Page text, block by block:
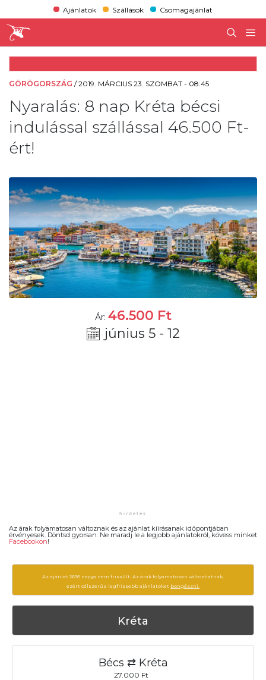
Ajánlatok Szállások Csomagajánlat
GÖRÖGORSZÁG /2019. MÁRCIUS 23. SZOMBAT - 08:45
Nyaralás: 8 nap Kréta bécsi
indulással szállással 46.500 Ft-
ért!
Ár: 46.500 Ft
június 5 - 12
Az árak folyamatosan változnak és az ajánlat kiírásanak időpontjában
érvényesek. Döntsd gyorsan. Ne maradj le a legjobb ajánlatokról, kövess minket
Facebookon!
Az ajánlat 2695 napja nem frissült. Az árak folyamatosan változhatnak,
ezért célszerű a legfrissebb ajánlatokat böngészni.
Kréta
Bécs ⇄ Kréta
27.000 Ft